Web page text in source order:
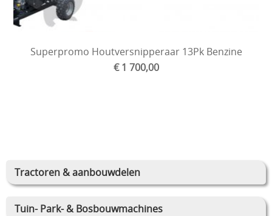
Tractoren & aanbouwdelen
Tuin- Park- & Bosbouwmachines
Superpromo Houtversnipperaar 13Pk Benzine
€ 1 700,00